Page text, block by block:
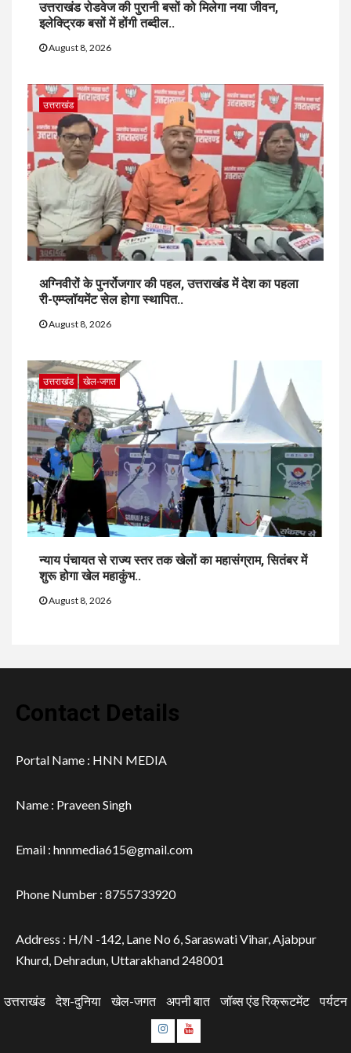
उत्तराखंड रोडवेज की पुरानी बसों को मिलेगा नया जीवन,
इलेक्ट्रिक बसों में होंगी तब्दील..
August 8, 2026
उत्तराखंड
अग्निवीरों के पुनर्रोजगार की पहल, उत्तराखंड में देश का पहला
री-एम्प्लॉयमेंट सेल होगा स्थापित..
August 8, 2026
उत्तराखंड खेल-जगत
न्याय पंचायत से राज्य स्तर तक खेलों का महासंग्राम, सितंबर में
शुरू होगा खेल महाकुंभ..
August 8, 2026
Contact Details
Portal Name : HNN MEDIA
Name : Praveen Singh
Email : hnnmedia615@gmail.com
Phone Number : 8755733920
Address : H/N -142, Lane No 6, Saraswati Vihar, Ajabpur
Khurd, Dehradun, Uttarakhand 248001
उत्तराखंड देश-दुनिया खेल-जगत अपनी बात जॉब्स एंड रिक्रूटमेंट पर्यटन
Instagram
Youtube